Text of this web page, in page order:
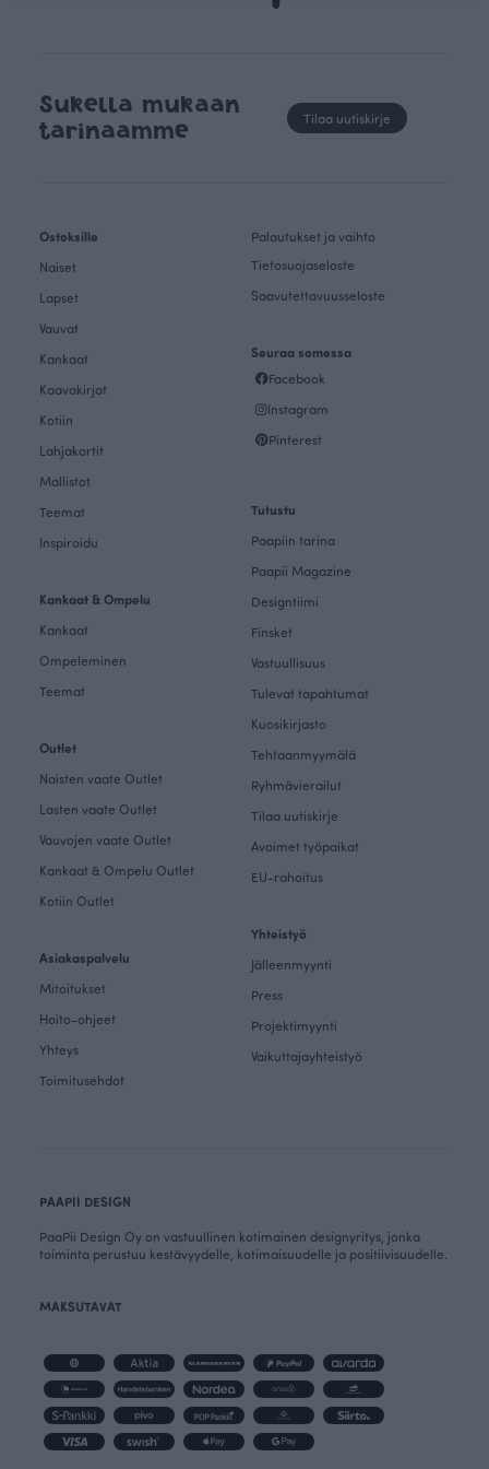
Sukella mukaan
tarinaamme
Tilaa uutiskirje
Ostoksille
Naiset
Lapset
Vauvat
Kankaat
Kaavakirjat
Kotiin
Lahjakortit
Mallistot
Teemat
Inspiroidu
Kankaat & Ompelu
Kankaat
Ompeleminen
Teemat
Outlet
Naisten vaate Outlet
Lasten vaate Outlet
Vauvojen vaate Outlet
Kankaat & Ompelu Outlet
Kotiin Outlet
Asiakaspalvelu
Mitoitukset
Hoito-ohjeet
Yhteys
Toimitusehdot
Palautukset ja vaihto
Tietosuojaseloste
Saavutettavuusseloste
Seuraa somessa
Facebook
Instagram
Pinterest
Tutustu
Paapiin tarina
Paapii Magazine
Designtiimi
Finsket
Vastuullisuus
Tulevat tapahtumat
Kuosikirjasto
Tehtaanmyymälä
Ryhmävierailut
Tilaa uutiskirje
Avoimet työpaikat
EU-rahoitus
Yhteistyö
Jälleenmyynti
Press
Projektimyynti
Vaikuttajayhteistyö
PAAPII DESIGN
PaaPii Design Oy on vastuullinen kotimainen designyritys, jonka
toiminta perustuu kestävyydelle, kotimaisuudelle ja positiivisuudelle.
MAKSUTAVAT